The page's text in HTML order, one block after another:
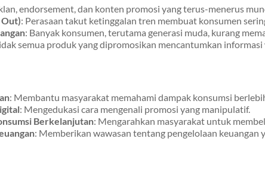
endorsement, dan konten promosi yang terus-menerus
: Perasaan takut ketinggalan tren membuat konsumen
: Banyak konsumen, terutama generasi muda, kurang
semua produk yang dipromosikan mencantumkan
: Membantu masyarakat memahami dampak konsumsi
: Mengedukasi cara mengenali promosi yang manipulatif.
Berkelanjutan: Mengarahkan masyarakat untuk
: Memberikan wawasan tentang pengelolaan keuangan